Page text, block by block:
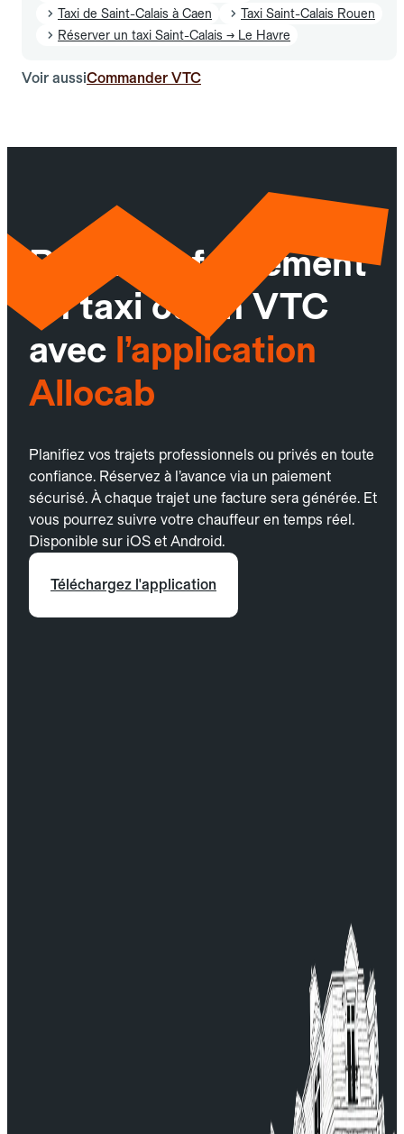
Taxi de Saint-Calais à Caen
Taxi Saint-Calais Rouen
Réserver un taxi Saint-Calais → Le Havre
Voir aussiCommander VTC
Réservez facilement
un taxi ou un VTC
avec l’application
Allocab
Planifiez vos trajets professionnels ou privés en toute
confiance. Réservez à l’avance via un paiement
sécurisé. À chaque trajet une facture sera générée. Et
vous pourrez suivre votre chauffeur en temps réel.
Disponible sur iOS et Android.
Téléchargez l'application